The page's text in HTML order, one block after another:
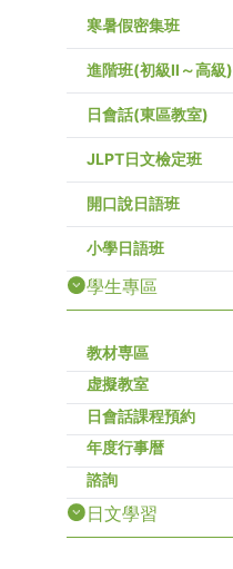
寒暑假密集班
進階班(初級Ⅱ～高級)
日會話(東區教室)
JLPT日文檢定班
開口說日語班
小學日語班
學生專區
教材専區
虚擬教室
日會話課程預約
年度行事暦
諮詢
日文學習